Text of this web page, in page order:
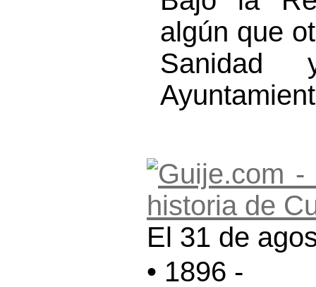
algún que
Sanidad
El 31 de
• 1896 -